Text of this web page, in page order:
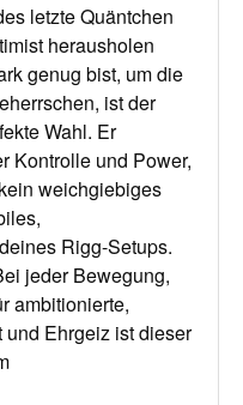
letzte Quäntchen
herausholen
genug bist, um die
ist der
Wahl. Er
Kontrolle und Power,
weich­giebiges
Rigg-Setups.
jeder Bewegung,
ambitionierte,
Ehrgeiz ist dieser